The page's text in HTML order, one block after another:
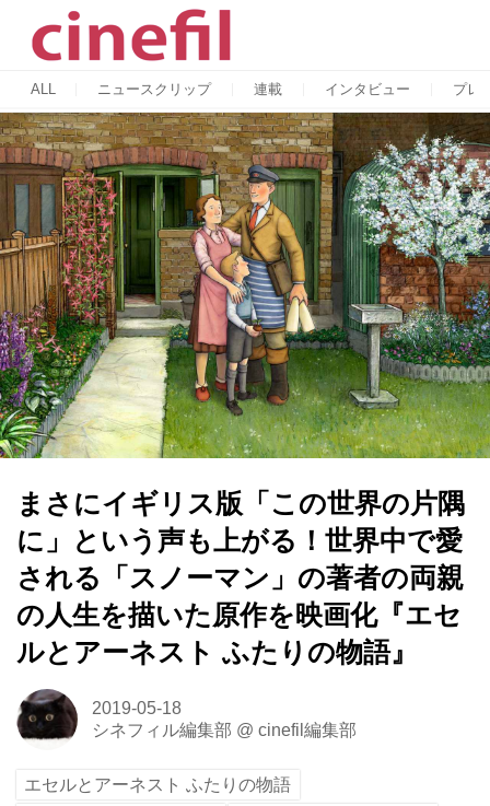
ALL ニュースクリップ 連載 インタビュー プレ
まさにイギリス版「この世界の片隅
に」という声も上がる！世界中で愛
される「スノーマン」の著者の両親
の人生を描いた原作を映画化『エセ
ルとアーネスト ふたりの物語』
2019-05-18
シネフィル編集部 @ cinefil編集部
エセルとアーネスト ふたりの物語